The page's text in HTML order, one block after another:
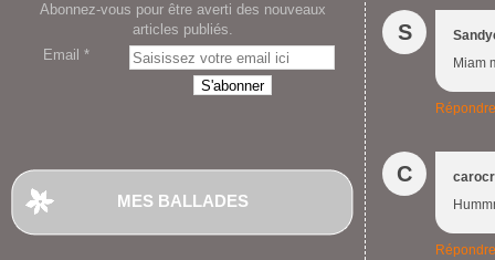
Abonnez-vous pour être averti des nouveaux
articles publiés.
Email
MES BALLADES
S
Miam
Répondre
C
Répondre